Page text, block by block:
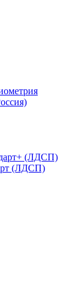
(ЛДСП)
(ЛДСП)